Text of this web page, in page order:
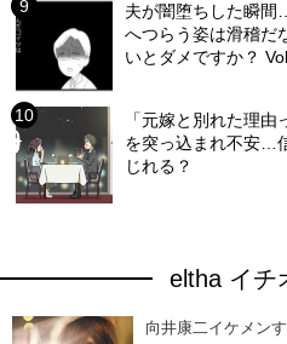
夫が闇堕ちした瞬
へつらう姿は滑稽だ
いとダメですか？
「元嫁と別れた理
を突っ込まれ不安…
じれる？
eltha イチ
向井康二イケメン